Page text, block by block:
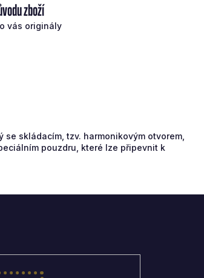
zboží
vás originály
skládacím, tzv. harmonikovým otvorem,
pouzdru, které lze připevnit k